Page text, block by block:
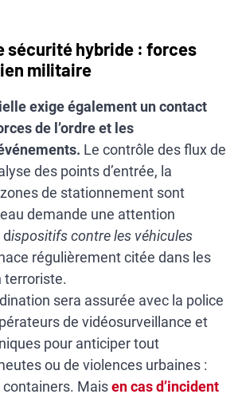
sécurité hybride : forces
militaire
exige également un contact
de l’ordre et les
Le contrôle des flux de
des points d’entrée, la
de stationnement sont
demande une attention
ispositifs contre les véhicules
régulièrement citée dans les
terroriste.
sera assurée avec la police
de vidéosurveillance et
pour anticiper tout
ou de violences urbaines :
Maisen cas d’incident